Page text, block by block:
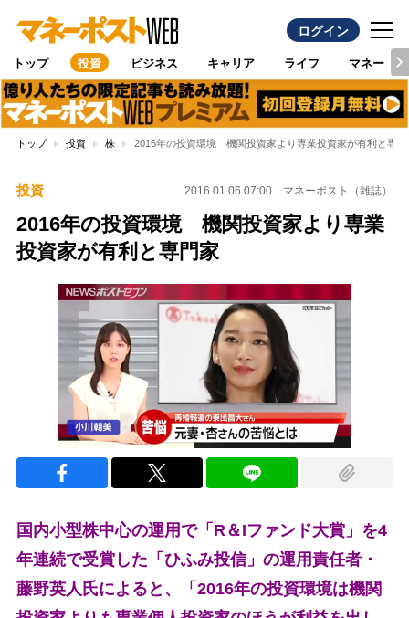
ログイン
トップ 投資 ビジネス キャリア ライフ マネー
トップ 投資 株 2016年の投資環境 機関投資家より専業投資家が有利と専門
投資 2016.01.06 07:00 マネーポスト（雑誌）
2016年の投資環境 機関投資家より専業
投資家が有利と専門家
国内小型株中心の運用で「R＆Iファンド大賞」を4
年連続で受賞した「ひふみ投信」の運用責任者・
藤野英人氏によると、「2016年の投資環境は機関